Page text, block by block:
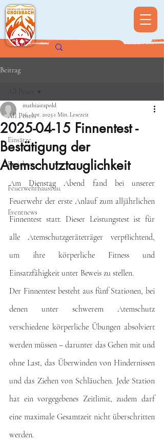
Beitrag
All Posts
Einsätze
Berichte
Feuerwehrhausbau
Eventnews
2025-04-15 Finnentest -
Bestätigung der
Atemschutztauglichkeit
mathiasrapold
16. Apr. 2025 1 Min. Lesezeit
Am Dienstag Abend fand bei unserer
Feuerwehr der erste Anlauf zum alljährlichen
Finnentest statt. Dieser Leistungstest ist für
alle Atemschutzgeräteträger verpflichtend,
um ihre körperliche Fitness und
Einsatzfähigkeit unter Beweis zu stellen.
Der Finnentest besteht aus fünf Stationen, bei
denen unter schwerem Atemschutz
verschiedene körperliche Übungen absolviert
werden müssen – darunter das Gehen mit und
ohne Last, das Überwinden von Hindernissen
und das Ziehen von Schläuchen. Jede Station
hat ein vorgegebenes Zeitlimit, zudem darf
eine maximale Gesamtzeit nicht überschritten
werden.